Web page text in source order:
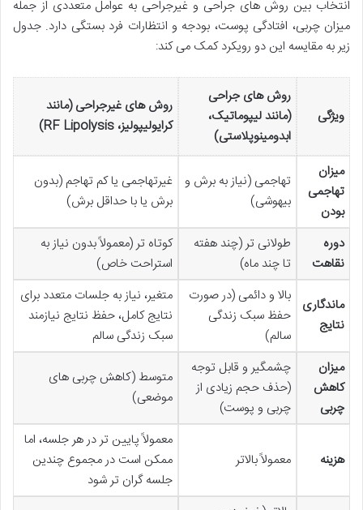
انتخاب بین روش های جراحی و غیرجراحی به عوامل متعددی از جمله
میزان چربی، افتادگی پوست، بودجه و انتظارات فرد بستگی دارد. جدول
زیر به مقایسه این دو رویکرد کمک می کند:
ویژگی
روش های جراحی
(مانند لیپوماتیک،
ابدومینوپلاستی)
روش های غیرجراحی (مانند
کرایولیپولیز، RF Lipolysis)
میزان
تهاجمی
بودن
تهاجمی (نیاز به برش و
بیهوشی)
غیرتهاجمی یا کم تهاجم (بدون
برش یا با حداقل برش)
دوره
نقاهت
طولانی تر (چند هفته
تا چند ماه)
کوتاه تر (معمولاً بدون نیاز به
استراحت خاص)
ماندگاری
نتایج
بالا و دائمی (در صورت
حفظ سبک زندگی
سالم)
متغیر، نیاز به جلسات متعدد برای
نتایج کامل، حفظ نتایج نیازمند
سبک زندگی سالم
میزان
کاهش
چربی
چشمگیر و قابل توجه
(حذف حجم زیادی از
چربی و پوست)
متوسط (کاهش چربی های
موضعی)
هزینه معمولاً بالاتر
معمولاً پایین تر در هر جلسه، اما
ممکن است در مجموع چندین
جلسه گران تر شود